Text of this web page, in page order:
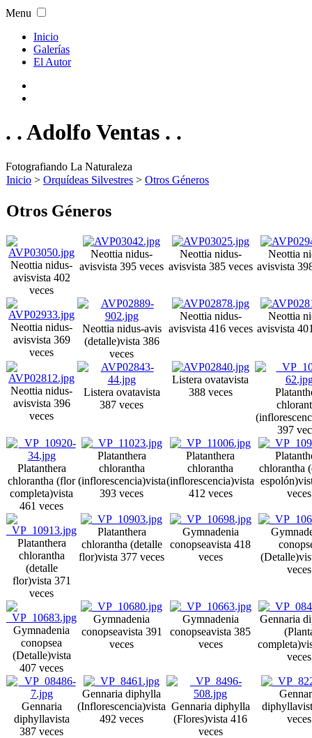
Menu
Inicio
Galerías
El Autor
. . Adolfo Ventas . .
Fotografiando La Naturaleza
Inicio > Orquídeas Silvestres > Otros Géneros
Otros Géneros
Neottia nidus-
avisvista 402
veces
Neottia nidus-
avisvista 395 veces
Neottia nidus-
avisvista 385 veces
Neottia
avisvista
Neottia nidus-
avisvista 369
veces
Neottia nidus-avis
(detalle)vista 386
veces
Neottia nidus-
avisvista 416 veces
Neottia
avisvista
Neottia nidus-
avisvista 396
veces
Listera ovatavista
387 veces
Listera ovatavista
388 veces
397
Platanthera
chlorantha (flor
completa)vista
461 veces
Platanthera
chlorantha
(inflorescencia)vista
393 veces
Platanthera
chlorantha
(inflorescencia)vista
412 veces
chlorantha
espolón)
veces
Platanthera
chlorantha
(detalle
flor)vista 371
veces
Platanthera
chlorantha (detalle
flor)vista 377 veces
Gymnadenia
conopseavista 418
veces
(Detalle)
veces
Gymnadenia
conopsea
(Detalle)vista
407 veces
Gymnadenia
conopseavista 391
veces
Gymnadenia
conopseavista 385
veces
Gennaria
completa)
veces
Gennaria
diphyllavista
387 veces
Gennaria diphylla
(Inflorescencia)vista
492 veces
Gennaria diphylla
(Flores)vista 416
veces
diphylla
veces